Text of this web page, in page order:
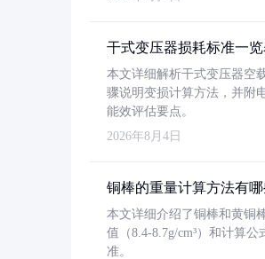
干式变压器损耗标准一
本文详细解析干式变压器空
骤说明变损计算方法，并附
能效评估要点。
2026年8月4日
铜棒的重量计算方法有
本文详细介绍了铜棒和黄铜
值（8.4-8.7g/cm³）和计算
准。